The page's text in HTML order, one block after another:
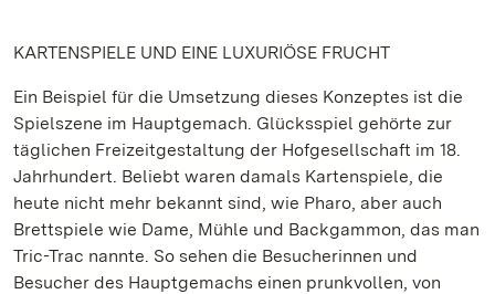
KARTENSPIELE UND EINE LUXURIÖSE FRUCHT
Ein Beispiel für die Umsetzung dieses Konzeptes ist die
Spielszene im Hauptgemach. Glücksspiel gehörte zur
täglichen Freizeitgestaltung der Hofgesellschaft im 18.
Jahrhundert. Beliebt waren damals Kartenspiele, die
heute nicht mehr bekannt sind, wie Pharo, aber auch
Brettspiele wie Dame, Mühle und Backgammon, das man
Tric-Trac nannte. So sehen die Besucherinnen und
Besucher des Hauptgemachs einen prunkvollen, von